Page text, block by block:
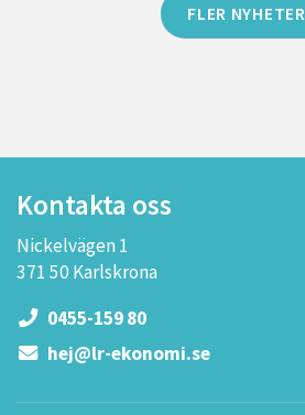
FLER NYHETER
Kontakta oss
Nickelvägen 1
371 50 Karlskrona
0455-159 80
hej@lr-ekonomi.se